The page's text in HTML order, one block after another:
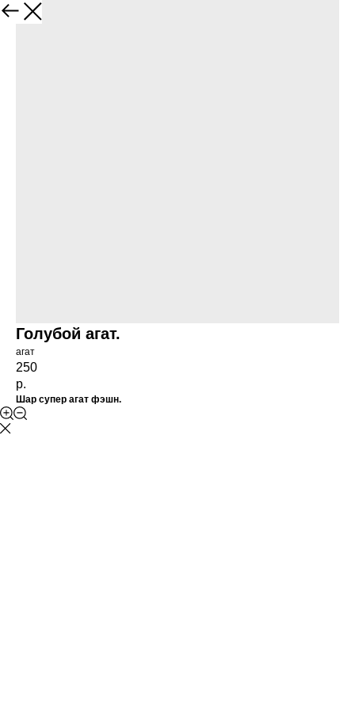
Голубой агат.
агат
250
р.
Шар супер агат фэшн.